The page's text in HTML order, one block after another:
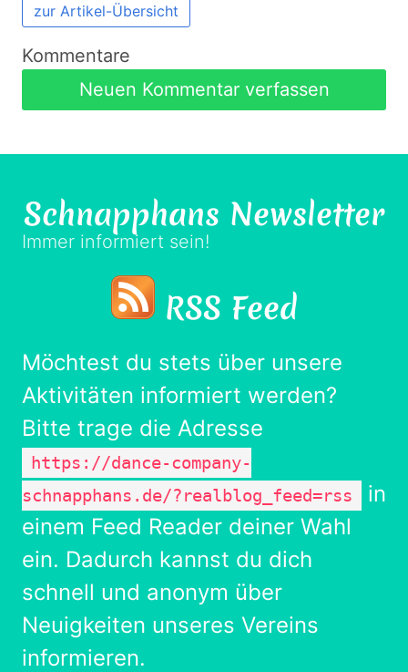
zur Artikel-Übersicht
Kommentare
Neuen Kommentar verfassen
Schnapphans Newsletter
Immer informiert sein!
RSS Feed
Möchtest du stets über unsere
Aktivitäten informiert werden?
Bitte trage die Adresse
https://dance-company-
schnapphans.de/?realblog_feed=rss
in
einem Feed Reader deiner Wahl
ein. Dadurch kannst du dich
schnell und anonym über
Neuigkeiten unseres Vereins
informieren.